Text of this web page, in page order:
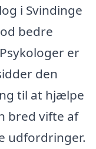
i Svindinge
bedre
er
den
til at hjælpe
bred vifte af
udfordringer.